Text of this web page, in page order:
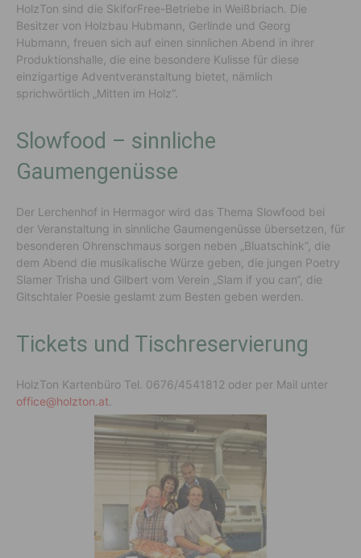
HolzTon sind die SkiforFree-Betriebe in Weißbriach. Die
Besitzer von Holzbau Hubmann, Gerlinde und Georg
Hubmann, freuen sich auf einen sinnlichen Abend in ihrer
Produktionshalle, die eine besondere Kulisse für diese
einzigartige Adventveranstaltung bietet, nämlich
sprichwörtlich „Mitten im Holz“.
Slowfood – sinnliche
Gaumengenüsse
Der Lerchenhof in Hermagor wird das Thema Slowfood bei
der Veranstaltung in sinnliche Gaumengenüsse übersetzen, für
besonderen Ohrenschmaus sorgen neben „Bluatschink“, die
dem Abend die musikalische Würze geben, die jungen Poetry
Slamer Trisha und Gilbert vom Verein „Slam if you can“, die
Gitschtaler Poesie geslamt zum Besten geben werden.
Tickets und Tischreservierung
HolzTon Kartenbüro Tel. 0676/4541812 oder per Mail unter
office@holzton.at